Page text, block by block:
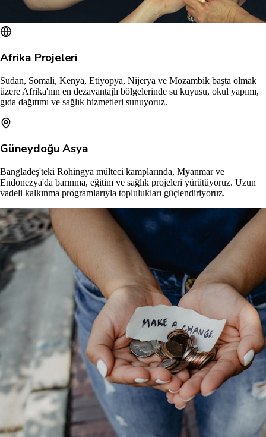
Afrika Projeleri
Sudan, Somali, Kenya, Etiyopya, Nijerya ve Mozambik başta olmak
üzere Afrika'nın en dezavantajlı bölgelerinde su kuyusu, okul yapımı,
gıda dağıtımı ve sağlık hizmetleri sunuyoruz.
Güneydoğu Asya
Bangladeş'teki Rohingya mülteci kamplarında, Myanmar ve
Endonezya'da barınma, eğitim ve sağlık projeleri yürütüyoruz. Uzun
vadeli kalkınma programlarıyla toplulukları güçlendiriyoruz.